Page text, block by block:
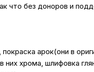
что без доноров и
арок(они в
них хрома, шлифовка